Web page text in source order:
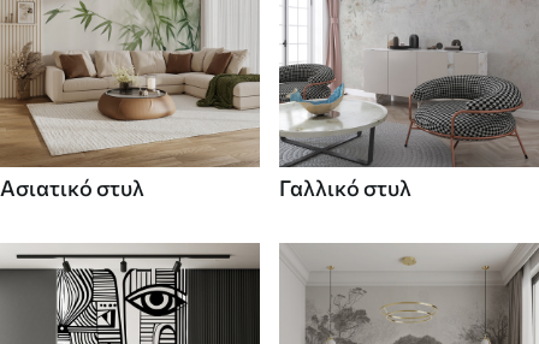
Ασιατικό στυλ Γαλλικό στυλ